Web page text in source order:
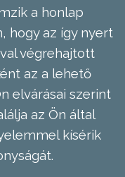
a honlap
hogy az így nyert
végrehajtott
az a lehető
elvárásai szerint
az Ön által
kísérik